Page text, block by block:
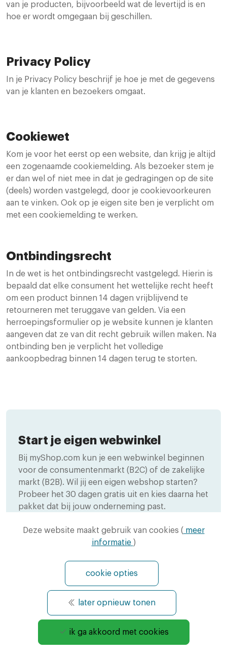
van je producten, bijvoorbeeld wat de levertijd is en
hoe er wordt omgegaan bij geschillen.
Privacy Policy
In je Privacy Policy beschrijf je hoe je met de gegevens
van je klanten en bezoekers omgaat.
Cookiewet
Kom je voor het eerst op een website, dan krijg je altijd
een zogenaamde cookiemelding. Als bezoeker stem je
er dan wel of niet mee in dat je gedragingen op de site
(deels) worden vastgelegd, door je cookievoorkeuren
aan te vinken. Ook op je eigen site ben je verplicht om
met een cookiemelding te werken.
Ontbindingsrecht
In de wet is het ontbindingsrecht vastgelegd. Hierin is
bepaald dat elke consument het wettelijke recht heeft
om een product binnen 14 dagen vrijblijvend te
retourneren met teruggave van gelden. Via een
herroepingsformulier op je website kunnen je klanten
aangeven dat ze van dit recht gebruik willen maken. Na
ontbinding ben je verplicht het volledige
aankoopbedrag binnen 14 dagen terug te storten.
Start je eigen webwinkel
Bij myShop.com kun je een webwinkel beginnen
voor de consumentenmarkt (B2C) of de zakelijke
markt (B2B). Wil jij een eigen webshop starten?
Probeer het 30 dagen gratis uit en kies daarna het
pakket dat bij jouw onderneming past.
Start gratis webwinkel
Deze website maakt gebruik van cookies ( meer
informatie )
cookie opties
later opnieuw tonen
ik ga akkoord met cookies